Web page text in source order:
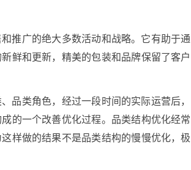
推广的绝大多数活动和战略。它有助于通
鲜和更新，精美的包装和品牌保留了客户
品类角色，经过一段时间的实际运营后，
的一个改善优化过程。品类结构优化经常
样做的结果不是品类结构的慢慢优化，极